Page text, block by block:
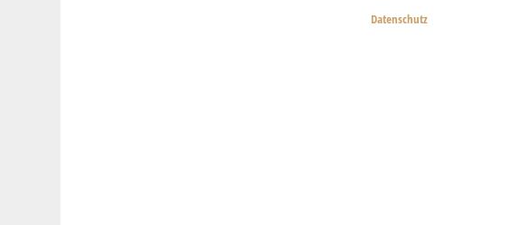
Datenschutz